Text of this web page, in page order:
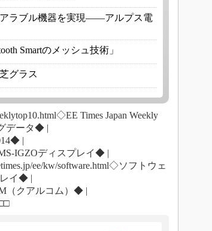
ラブル機器を実現――アルプス電
Smartのメッシュ技術」
グラス
Times Japan Weekly
データ◆ |
|
IGZOディスプレイ◆ |
ee/kw/software.html◇ソフトウェ
レイ◆ |
（クアルコム）◆ |